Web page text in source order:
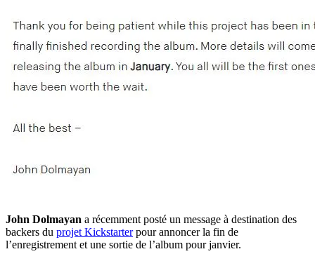
John Dolmayan a récemment posté un message à destination des
backers du projet Kickstarterpour annoncer la fin de
l’enregistrement et une sortie de l’album pour janvier.